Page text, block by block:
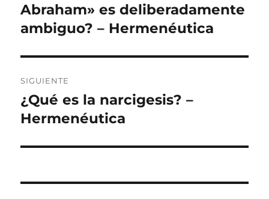
entradas
anterior:
Abraham» es deliberadamente
ambiguo? – Hermenéutica
SIGUIENTE
Entrada
siguiente:
¿Qué es la narcigesis? –
Hermenéutica